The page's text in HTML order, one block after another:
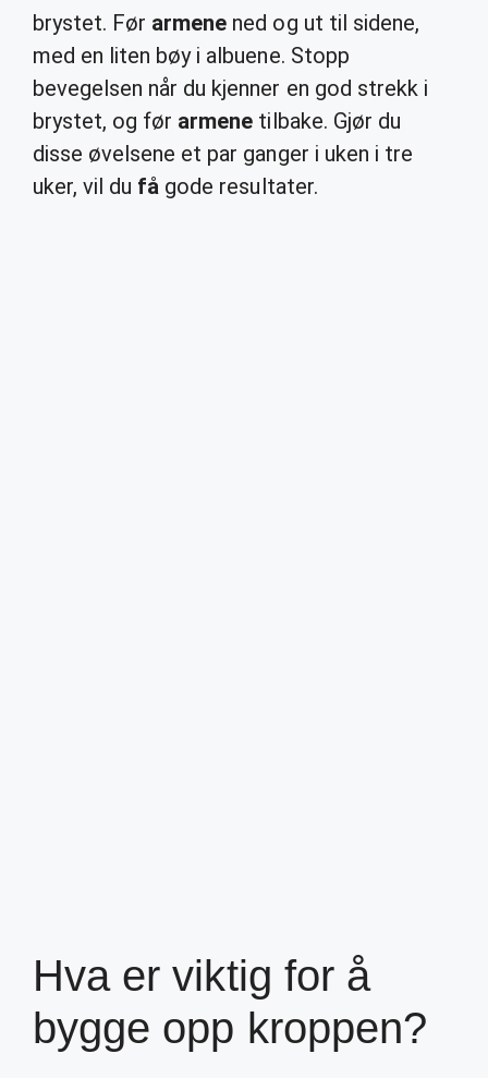
brystet. Før armene ned og ut til sidene,
med en liten bøy i albuene. Stopp
bevegelsen når du kjenner en god strekk i
brystet, og før armene tilbake. Gjør du
disse øvelsene et par ganger i uken i tre
uker, vil du få gode resultater.
Hva er viktig for å
bygge opp kroppen?